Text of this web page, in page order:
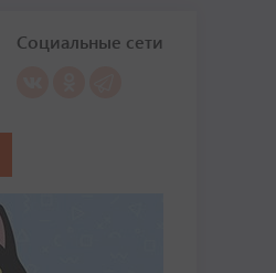
Социальные сети